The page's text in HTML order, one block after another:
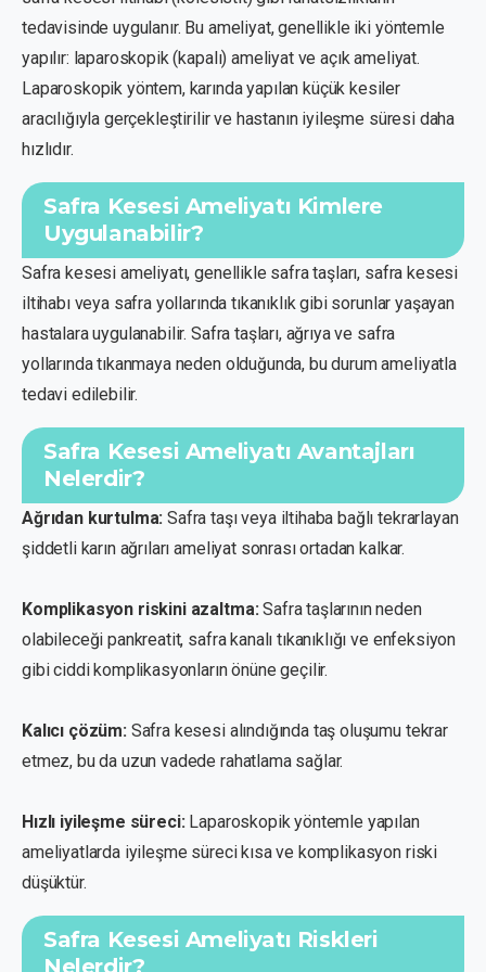
tedavisinde uygulanır. Bu ameliyat, genellikle iki yöntemle
yapılır: laparoskopik (kapalı) ameliyat ve açık ameliyat.
Laparoskopik yöntem, karında yapılan küçük kesiler
aracılığıyla gerçekleştirilir ve hastanın iyileşme süresi daha
hızlıdır.
Safra Kesesi Ameliyatı Kimlere
Uygulanabilir?
Safra kesesi ameliyatı, genellikle safra taşları, safra kesesi
iltihabı veya safra yollarında tıkanıklık gibi sorunlar yaşayan
hastalara uygulanabilir. Safra taşları, ağrıya ve safra
yollarında tıkanmaya neden olduğunda, bu durum ameliyatla
tedavi edilebilir.
Safra Kesesi Ameliyatı Avantajları
Nelerdir?
Ağrıdan kurtulma: Safra taşı veya iltihaba bağlı tekrarlayan
şiddetli karın ağrıları ameliyat sonrası ortadan kalkar.
Komplikasyon riskini azaltma:Safra taşlarının neden
olabileceği pankreatit, safra kanalı tıkanıklığı ve enfeksiyon
gibi ciddi komplikasyonların önüne geçilir.
Kalıcı çözüm:Safra kesesi alındığında taş oluşumu tekrar
etmez, bu da uzun vadede rahatlama sağlar.
Hızlı iyileşme süreci:Laparoskopik yöntemle yapılan
ameliyatlarda iyileşme süreci kısa ve komplikasyon riski
düşüktür.
Safra Kesesi Ameliyatı Riskleri
Nelerdir?